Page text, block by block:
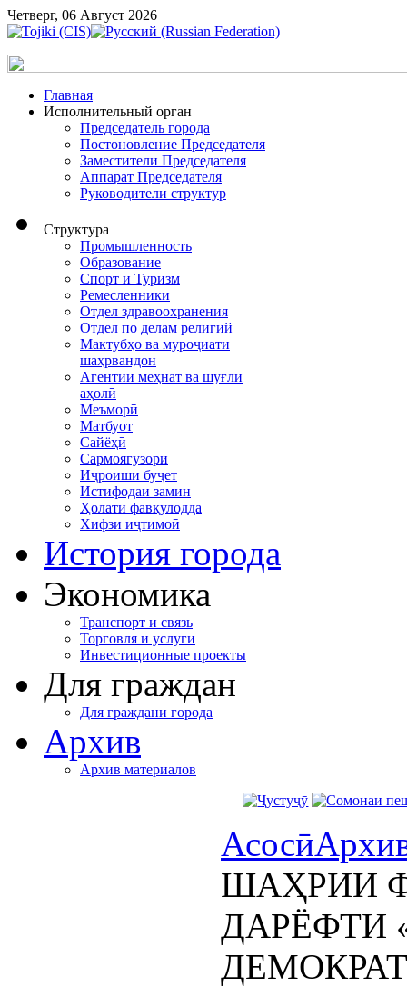
Четверг, 06 Август 2026
Главная
Исполнительный орган
Председатель города
Постоновление Председателя
Заместители Председателя
Аппарат Председателя
Руководители структур
Структура
Промышленность
Образование
Спорт и Туризм
Ремесленники
Отдел здравоохранения
Отдел по делам религий
Мактубҳо ва муроҷиати
шаҳрвандон
Агентии меҳнат ва шуғли
аҳолӣ
Меъморӣ
Матбуот
Сайёҳӣ
Сармоягузорӣ
Иҷроиши буҷет
Истифодаи замин
Ҳолати фавқулодда
Хифзи иҷтимоӣ
История города
Экономика
Транспорт и связь
Торговля и услуги
Инвестиционные проекты
Для граждан
Для граждани города
Архив
Архив материалов
Асосӣ
ШАҲРИИ
ДАРЁФТИ